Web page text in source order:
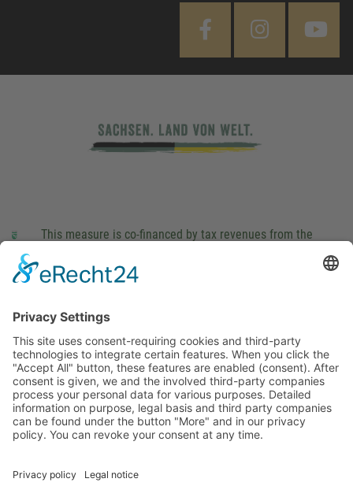
This measure is co-financed by tax revenues from the
Landtag (parliament).
This site uses consent-requiring cookies and third-party
technologies to integrate certain features. When you click the
"Accept All" button, these features are enabled (consent).
After consent is given, we and the involved third-party
companies process your personal data for various purposes.
companies can be found under the button "More" and in our